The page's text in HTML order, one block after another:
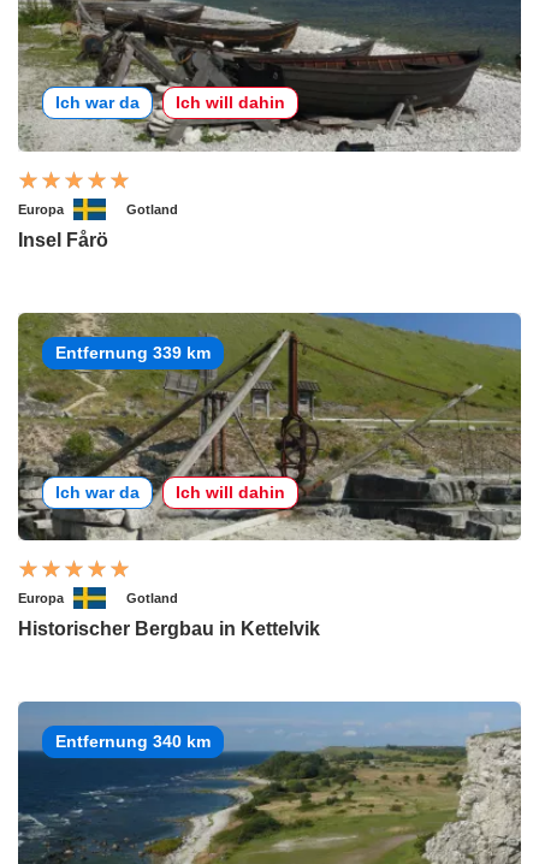
Ich war da Ich will dahin
Europa Gotland
Insel Fårö
Entfernung 339 km
Ich war da Ich will dahin
Europa Gotland
Historischer Bergbau in Kettelvik
Entfernung 340 km